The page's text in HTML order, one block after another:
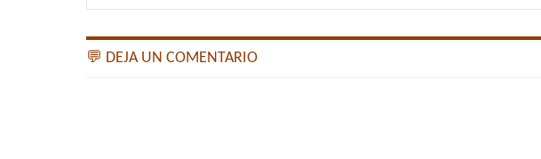
💬 DEJA UN COMENTARIO